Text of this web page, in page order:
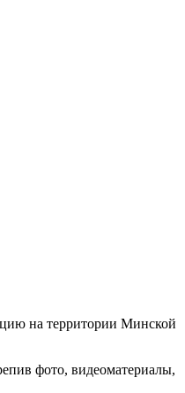
на территории Минской
фото, видеоматериалы,